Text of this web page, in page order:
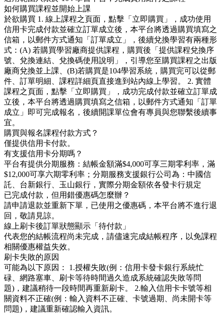
如何購買課程並開始上課
於欲購買 1. 線上課程之頁面，點擊「立即購買」，成功使用
信用卡完成付款並確立訂單成立後，本平台將透過購買填寫之
信箱，以郵件方式通知「訂單成立」，後續兌換學習有兩種形
式：(A) 若購買學習廠商提供課程，購買後「提供課程兌換序
號、兌換連結、兌換碼使用說明」，引導您至購買課程之出版
廠商兌換並上課、(B)若購買是104學習系統，購買完可以從郵
件、訂單明細、課程詳細頁直接進到站內線上學習。 2. 實體
課程之頁面，點擊「立即購買」，成功完成付款並確立訂單成
立後，本平台將透過購買填寫之信箱，以郵件方式通知「訂單
成立」即可完成報名，後續開課單位會有專員與您聯繫後續事
宜。
購買與報名課程付款方式？
僅提供信用卡付款。
有支援信用卡分期嗎？
平台有提供分期服務：結帳金額滿$4,000可享三期零利率，滿
$12,000可享六期零利率；分期服務支援銀行公司為：中國信
託、台新銀行、玉山銀行，實際分期金額依各發卡行規定
已完成付款，但用錯優惠碼怎麼辦？
請申請退款並重新下單，已使用之優惠碼，本平台將不進行退
回，敬請見諒。
線上刷卡後訂單狀態顯示「待付款」
代表您的結帳流程尚未完成，請儘速完成結帳程序，以免課程
相關優惠權益失效。
刷卡失敗的原因
可能為以下原因： 1.授權失敗(例：信用卡發卡銀行系統忙
碌、網路塞車、刷卡等待時間過久造成系統確認失敗等問
題)，建議稍待一段時間再重新刷卡。 2.輸入信用卡卡號等相
關資料不正確(例：輸入資料不正確、卡號過期、尚未開卡等
問題)，建議重新確認輸入資訊。